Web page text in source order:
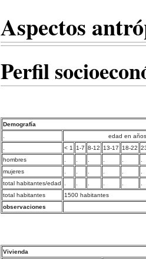
Aspectos
Perfil
Demografía
edad en años
< 1 1-7 8-12 13-17 18-22
hombres
mujeres
total habitantes/edad
total habitantes
1500 habitantes
observaciones
Vivienda